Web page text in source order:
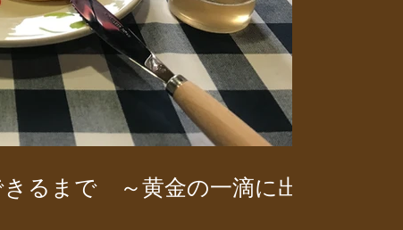
るまで ～黄金の一滴に出